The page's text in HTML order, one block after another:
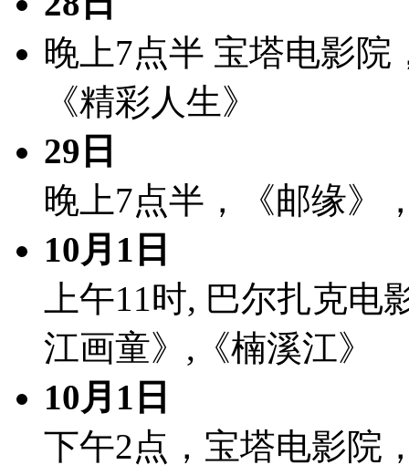
晚上7点半 宝塔电影
《精彩人生》
29日
晚上7点半，《邮缘》
10月1日
上午11时, 巴尔扎克
江画童》,《楠溪江》
10月1日
下午2点，宝塔电影院